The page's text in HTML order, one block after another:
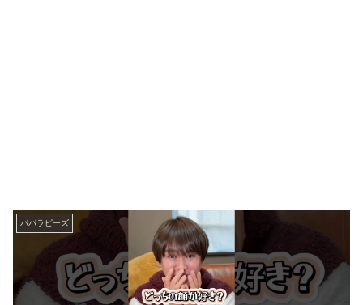
パパラピーズ